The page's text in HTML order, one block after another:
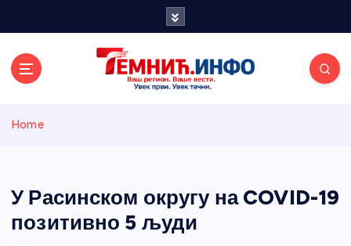
и портал
Home
У Расинском округу на COVID-19
позитивно 5 људи